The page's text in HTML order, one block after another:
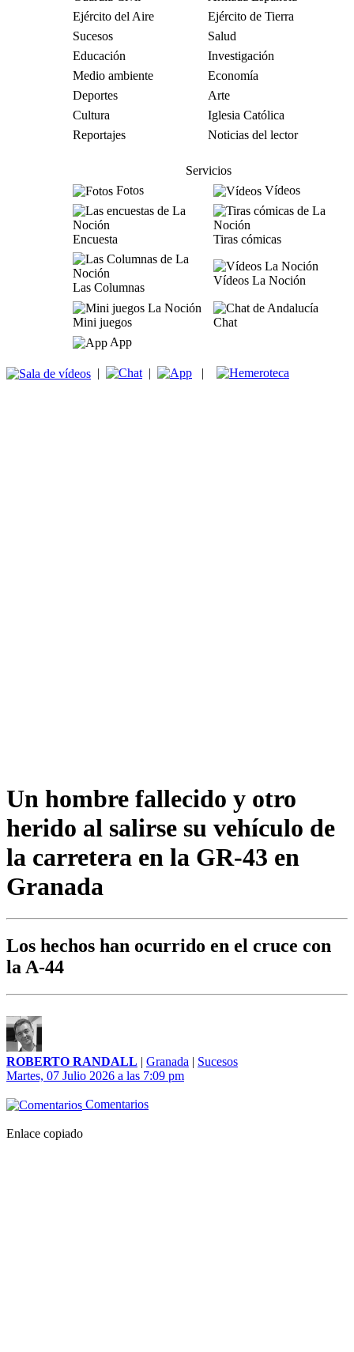
Ejército del Aire
Ejército de Tierra
Sucesos
Salud
Educación
Investigación
Medio ambiente
Economía
Deportes
Arte
Cultura
Iglesia Católica
Reportajes
Noticias del lector
Servicios
Fotos
Vídeos
Encuesta Tiras cómicas
Las Columnas
Vídeos La Noción
Mini juegos
Chat
App
| | |
Un hombre fallecido y otro
herido al salirse su vehículo de
la carretera en la GR-43 en
Granada
Los hechos han ocurrido en el cruce con
la A-44
ROBERTO RANDALL | Granada | Sucesos
Martes, 07 Julio 2026 a las 7:09 pm
Comentarios
Enlace copiado